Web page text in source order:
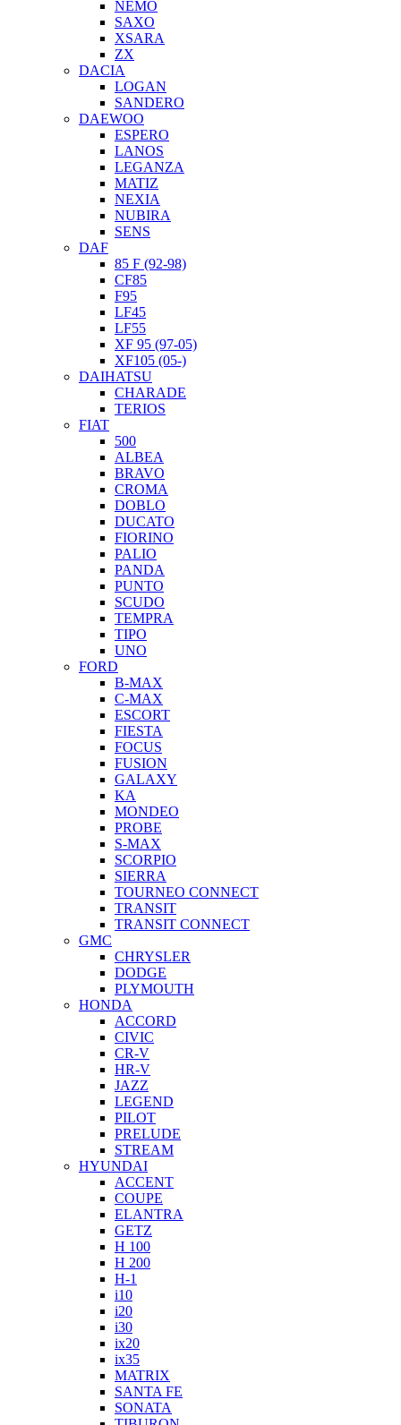
NEMO
SAXO
XSARA
ZX
DACIA
LOGAN
SANDERO
DAEWOO
ESPERO
LANOS
LEGANZA
MATIZ
NEXIA
NUBIRA
SENS
DAF
85 F (92-98)
CF85
F95
LF45
LF55
XF 95 (97-05)
XF105 (05-)
DAIHATSU
CHARADE
TERIOS
FIAT
500
ALBEA
BRAVO
CROMA
DOBLO
DUCATO
FIORINO
PALIO
PANDA
PUNTO
SCUDO
TEMPRA
TIPO
UNO
FORD
B-MAX
C-MAX
ESCORT
FIESTA
FOCUS
FUSION
GALAXY
KA
MONDEO
PROBE
S-MAX
SCORPIO
SIERRA
TOURNEO CONNECT
TRANSIT
TRANSIT CONNECT
GMC
CHRYSLER
DODGE
PLYMOUTH
HONDA
ACCORD
CIVIC
CR-V
HR-V
JAZZ
LEGEND
PILOT
PRELUDE
STREAM
HYUNDAI
ACCENT
COUPE
ELANTRA
GETZ
H 100
H 200
H-1
i10
i20
i30
ix20
ix35
MATRIX
SANTA FE
SONATA